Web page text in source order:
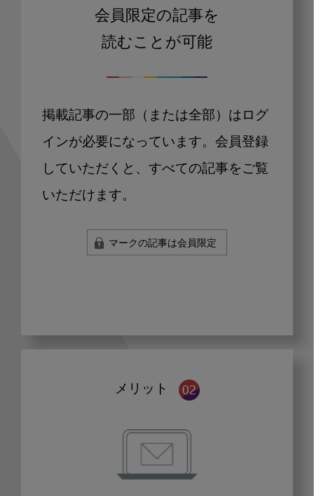
会員限定の記事を
読むことが可能
掲載記事の一部（または全部）はログ
インが必要になっています。会員登録
していただくと、すべての記事をご覧
いただけます。
マークの記事は会員限定
メリット